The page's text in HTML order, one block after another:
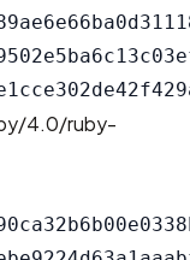
4.0/ruby-